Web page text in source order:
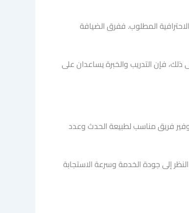
المطلوب. ففرق الضيافة
فإن التدريب والخبرة يساعدان على
فريق مناسب لطبيعة الحدث وعدد
إلى جودة الخدمة وسرعة الاستجابة